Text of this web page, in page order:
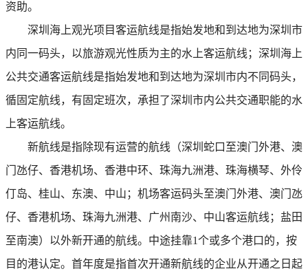
资助。
深圳海上观光项目客运航线是指始发地和到达地为深圳市
内同一码头，以旅游观光性质为主的水上客运航线；深圳海上
公共交通客运航线是指始发地和到达地为深圳市内不同码头，
循固定航线，有固定班次，承担了深圳市内公共交通职能的水
上客运航线。
新航线是指除现有运营的航线（深圳蛇口至澳门外港、澳
门氹仔、香港机场、香港中环、珠海九洲港、珠海横琴、外伶
仃岛、桂山、东澳、中山；机场客运码头至澳门外港、澳门氹
仔、香港机场、珠海九洲港、广州南沙、中山客运航线；盐田
至南澳）以外新开通的航线。中途挂靠1个或多个港口的，按
目的港认定。首年度是指首次开通新航线的企业从开通之日起